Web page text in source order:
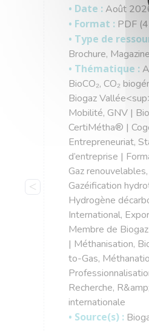
• Date :Août
• Format : PDF
• Type de
Brochure, Magazine
• Thématique :
BioCO₂, CO₂
Biogaz
Mobilité, GNV |
CertiMétha® |
Entrepreneuriat,
d’entreprise |
Gaz
Gazéification
Hydrogène
International,
Membre de
| Méthanisation,
to-Gas,
Recherche,
internationale
• Source(s) :